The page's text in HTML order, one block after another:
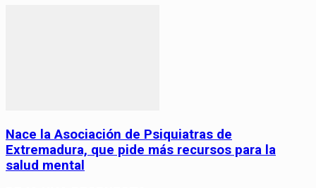
Nace la Asociación de Psiquiatras de
Extremadura, que pide más recursos para la
salud mental